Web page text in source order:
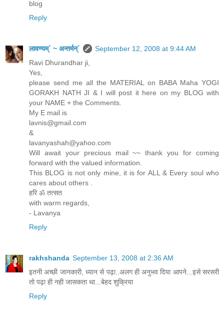
blog
Reply
लावण्यम्` ~ अन्तर्मन्`
September 12, 2008 at 9:44 AM
Ravi Dhurandhar ji,
Yes,
please send me all the MATERIAL on BABA Maha YOGI
GORAKH NATH JI & I will post it here on my BLOG with
your NAME + the Comments.
My E mail is
lavnis@gmail.com
&
lavanyashah@yahoo.com
Will await your precious mail ~~ thank you for coming
forward with the valued information.
This BLOG is not only mine, it is for ALL & Every soul who
cares about others .
हरि ॐ तत्सत
with warm regards,
- Lavanya
Reply
rakhshanda September 13, 2008 at 2:36 AM
इतनी अच्छी जानकारी, ध्यान से पढ़ा..अलग ही अनुभव दिया आपने...इसे सरसरी
तो पढ़ा ही नही जासकता था...बेहद शुक्रिया
Reply